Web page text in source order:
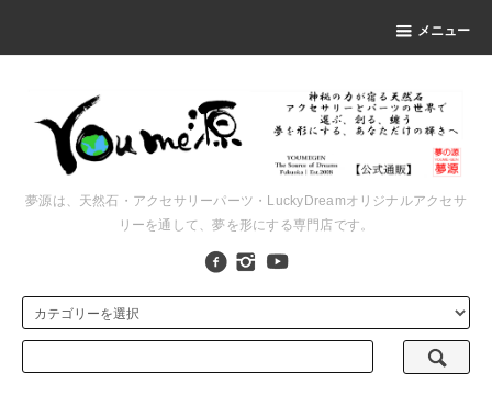
メニュー
夢源は、天然石・アクセサリーパーツ・LuckyDreamオリジナルアクセサ
リーを通して、夢を形にする専門店です。